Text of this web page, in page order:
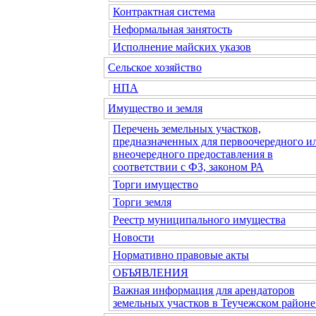
Контрактная система
Неформальная занятость
Исполнение майских указов
Сельское хозяйство
НПА
Имущество и земля
Перечень земельных участков,
предназначенных для первоочередного
внеочередного предоставления в
соответствии с ФЗ, законом РА
Торги имущество
Торги земля
Реестр муниципального имущества
Новости
Нормативно правовые акты
ОБЪЯВЛЕНИЯ
Важная информация для арендаторов
земельных участков в Теучежском